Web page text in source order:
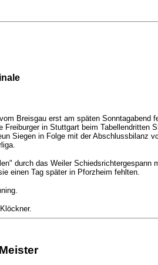
Breisgau erst am späten Sonntagabend
in Stuttgart beim Tabellendritten
Siegen in Folge mit der Abschlussbilanz
durch das Weiler Schiedsrichtergespann
einen Tag später in Pforzheim fehlten.